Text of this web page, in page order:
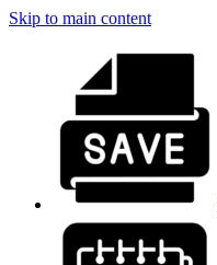
Skip to main content